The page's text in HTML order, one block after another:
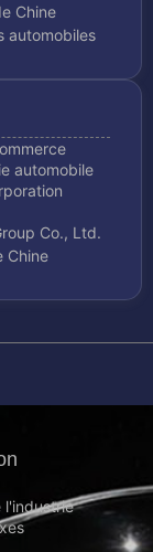
Chine
automobiles
automobile
Co., Ltd.
Chine
l'industrie